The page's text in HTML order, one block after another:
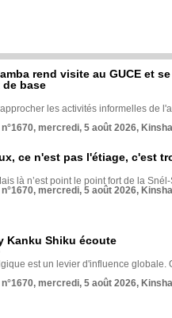
rend visite au GUCE et
base
les activités informelles de
mercredi, 5 août 2026,
ce n'est pas l'étiage, c'est
là n’est point le point fort de la
mercredi, 5 août 2026,
Kanku Shiku écoute
est un levier d'influence globale.
mercredi, 5 août 2026,